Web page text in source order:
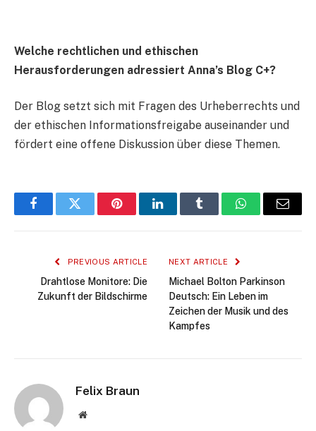
Welche rechtlichen und ethischen
Herausforderungen adressiert Anna’s Blog C+?
Der Blog setzt sich mit Fragen des Urheberrechts und
der ethischen Informationsfreigabe auseinander und
fördert eine offene Diskussion über diese Themen.
FacebookTwitter PinterestLinkedInTumblr WhatsAppEmail
PREVIOUS ARTICLE
Drahtlose Monitore: Die
Zukunft der Bildschirme
NEXT ARTICLE
Michael Bolton Parkinson
Deutsch: Ein Leben im
Zeichen der Musik und des
Kampfes
Felix Braun
Website